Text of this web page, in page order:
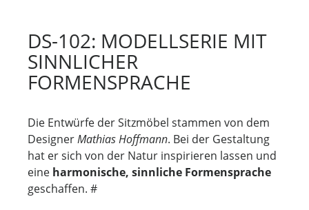
DS-102: MODELLSERIE MIT
SINNLICHER
FORMENSPRACHE
Die Entwürfe der Sitzmöbel stammen von dem
DesignerMathias Hoffmann. Bei der Gestaltung
hat er sich von der Natur inspirieren lassen und
eine harmonische, sinnliche Formensprache
geschaffen. #